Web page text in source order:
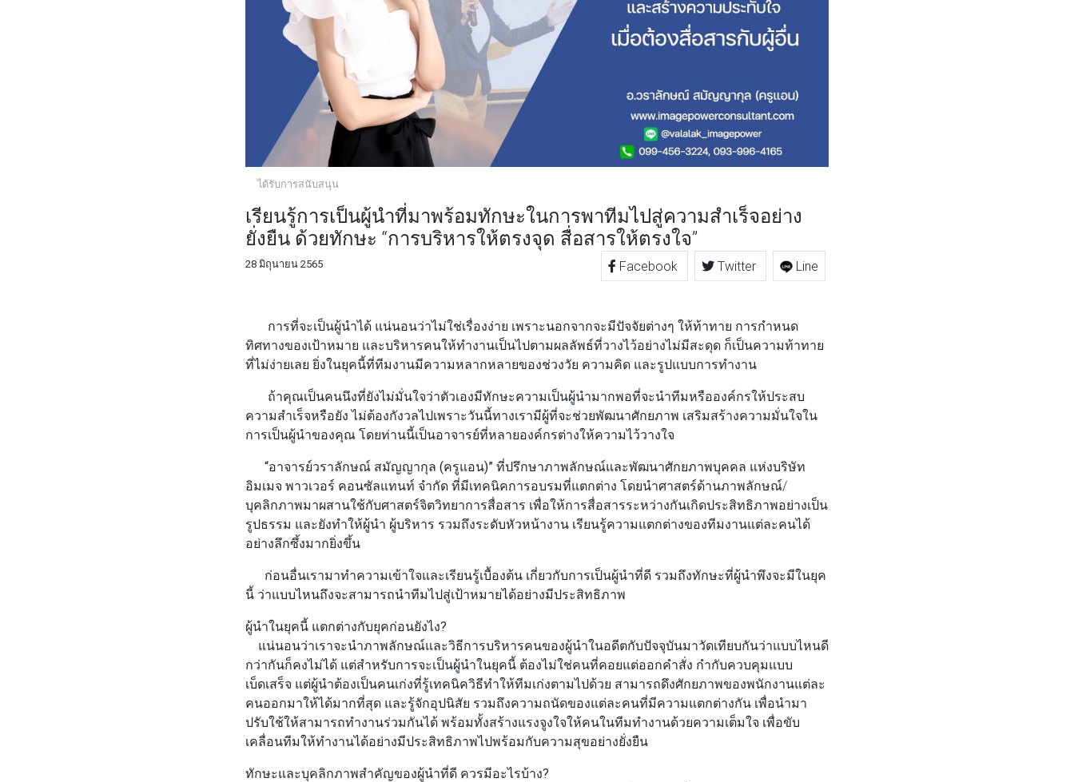
ได้รับการสนับสนุน
เรียนรู้การเป็นผู้นำที่มาพร้อมทักษะในการพาทีมไปสู่ความสำเร็จอย่าง
ยั่งยืน ด้วยทักษะ “การบริหารให้ตรงจุด สื่อสารให้ตรงใจ”
28 มิถุนายน 2565 Facebook Twitter
Line
การที่จะเป็นผู้นำได้ แน่นอนว่าไม่ใช่เรื่องง่าย เพราะนอกจากจะมีปัจจัยต่างๆ ให้ท้าทาย การกำหนด
ทิศทางของเป้าหมาย และบริหารคนให้ทำงานเป็นไปตามผลลัพธ์ที่วางไว้อย่างไม่มีสะดุด ก็เป็นความท้าทาย
ที่ไม่ง่ายเลย ยิ่งในยุคนี้ที่ทีมงานมีความหลากหลายของช่วงวัย ความคิด และรูปแบบการทำงาน
ถ้าคุณเป็นคนนึงที่ยังไม่มั่นใจว่าตัวเองมีทักษะความเป็นผู้นำมากพอที่จะนำทีมหรือองค์กรให้ประสบ
ความสำเร็จหรือยัง ไม่ต้องกังวลไปเพราะวันนี้ทางเรามีผู้ที่จะช่วยพัฒนาศักยภาพ เสริมสร้างความมั่นใจใน
การเป็นผู้นำของคุณ โดยท่านนี้เป็นอาจารย์ที่หลายองค์กรต่างให้ความไว้วางใจ
“อาจารย์วราลักษณ์ สมัญญากุล (ครูแอน)” ที่ปรึกษาภาพลักษณ์และพัฒนาศักยภาพบุคคล แห่งบริษัท
อิมเมจ พาวเวอร์ คอนซัลแทนท์ จำกัด ที่มีเทคนิคการอบรมที่แตกต่าง โดยนำศาสตร์ด้านภาพลักษณ์/
บุคลิกภาพมาผสานใช้กับศาสตร์จิตวิทยาการสื่อสาร เพื่อให้การสื่อสารระหว่างกันเกิดประสิทธิภาพอย่างเป็น
รูปธรรม และยังทำให้ผู้นำ ผู้บริหาร รวมถึงระดับหัวหน้างาน เรียนรู้ความแตกต่างของทีมงานแต่ละคนได้
อย่างลึกซึ้งมากยิ่งขึ้น
ก่อนอื่นเรามาทำความเข้าใจและเรียนรู้เบื้องต้น เกี่ยวกับการเป็นผู้นำที่ดี รวมถึงทักษะที่ผู้นำพึงจะมีในยุค
นี้ ว่าแบบไหนถึงจะสามารถนำทีมไปสู่เป้าหมายได้อย่างมีประสิทธิภาพ
ผู้นำในยุคนี้ แตกต่างกับยุคก่อนยังไง?
แน่นอนว่าเราจะนำภาพลักษณ์และวิธีการบริหารคนของผู้นำในอดีตกับปัจจุบันมาวัดเทียบกันว่าแบบไหนดี
กว่ากันก็คงไม่ได้ แต่สำหรับการจะเป็นผู้นำในยุคนี้ ต้องไม่ใช่คนที่คอยแต่ออกคำสั่ง กำกับควบคุมแบบ
เบ็ดเสร็จ แต่ผู้นำต้องเป็นคนเก่งที่รู้เทคนิควิธีทำให้ทีมเก่งตามไปด้วย สามารถดึงศักยภาพของพนักงานแต่ละ
คนออกมาให้ได้มากที่สุด และรู้จักอุปนิสัย รวมถึงความถนัดของแต่ละคนที่มีความแตกต่างกัน เพื่อนำมา
ปรับใช้ให้สามารถทำงานร่วมกันได้ พร้อมทั้งสร้างแรงจูงใจให้คนในทีมทำงานด้วยความเต็มใจ เพื่อขับ
เคลื่อนทีมให้ทำงานได้อย่างมีประสิทธิภาพไปพร้อมกับความสุขอย่างยั่งยืน
ทักษะและบุคลิกภาพสำคัญของผู้นำที่ดี ควรมีอะไรบ้าง?